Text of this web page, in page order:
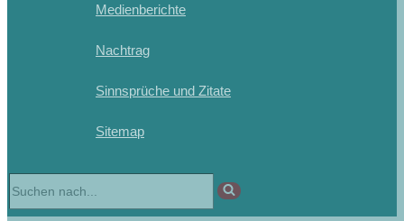
Medienberichte
Nachtrag
Sinnsprüche und Zitate
Sitemap